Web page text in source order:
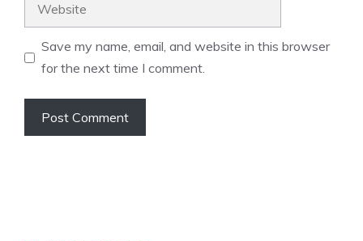
Save my name, email, and website in this browser
for the next time I comment.